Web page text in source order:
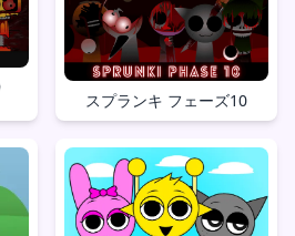
スプランキ フェーズ10